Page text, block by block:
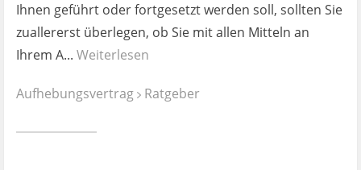
Datenschutz
Ihnen geführt oder fortgesetzt werden soll, sollten Sie
zuallererst überlegen, ob Sie mit allen Mitteln an
Ihrem A... Weiterlesen
Aufhebungsvertrag Ratgeber